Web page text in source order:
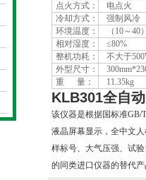
点火方式：
电点火
冷却方式：
强制风冷
环境温度：
（10～40
相对湿度：
≤80%
整机功耗：
不大于
外型尺寸：
重 量：
11.35kg
KLB301全自
该仪器是根据国标准GB/
液晶屏幕显示，全中文
样标号、大气压强、试
的同类进口仪器的替代